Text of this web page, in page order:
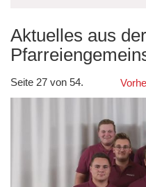
Aktuelles aus der
Seite 27 von 54.